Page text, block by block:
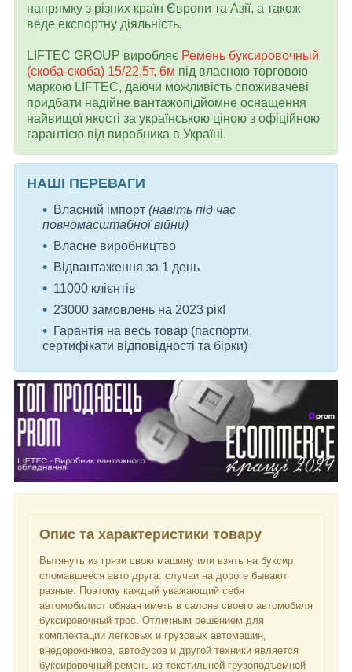
напрямку з різних країн Європи та Азії, а також
веде експортну діяльність.
LIFTEC GROUP виробляє Ремень буксировочный
(скоба-скоба) 15/22,5т, 6м під власною торговою
маркою LIFTEC, даючи можливість споживачеві
придбати надійне вантажопідйомне оснащення
найвищої якості за українською ціною з офіційною
гарантією від виробника в Україні.
НАШІ ПЕРЕВАГИ
Власний імпорт (навіть під час
повномасштабної війни)
Власне виробництво
Відвантаження за 1 день
11000 клієнтів
23000 замовлень на 2023 рік!
Гарантія на весь товар (паспорти,
сертифікати відповідності та бірки)
Опис та характеристики товару
Вытянуть из грязи свою машину или взять на буксир
сломавшееся авто друга: случаи на дороге бывают
разные. Поэтому каждый уважающий себя
автомобилист обязан иметь в салоне своего автомобиля
буксировочный трос. Отличным решением для
комплектации легковых и грузовых автомашин,
внедорожников, автобусов и другой техники является
буксировочный ремень из текстильной грузоподъемной